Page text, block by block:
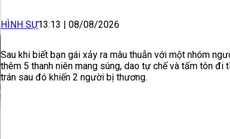
HÌNH SỰ13:13 | 08/08/2026
Sau khi biết bạn gái xảy ra mâu thuẫn với một nhóm
thêm 5 thanh niên mang súng, dao tự chế và tấm tôn đi
trán sau đó khiến 2 người bị thương.